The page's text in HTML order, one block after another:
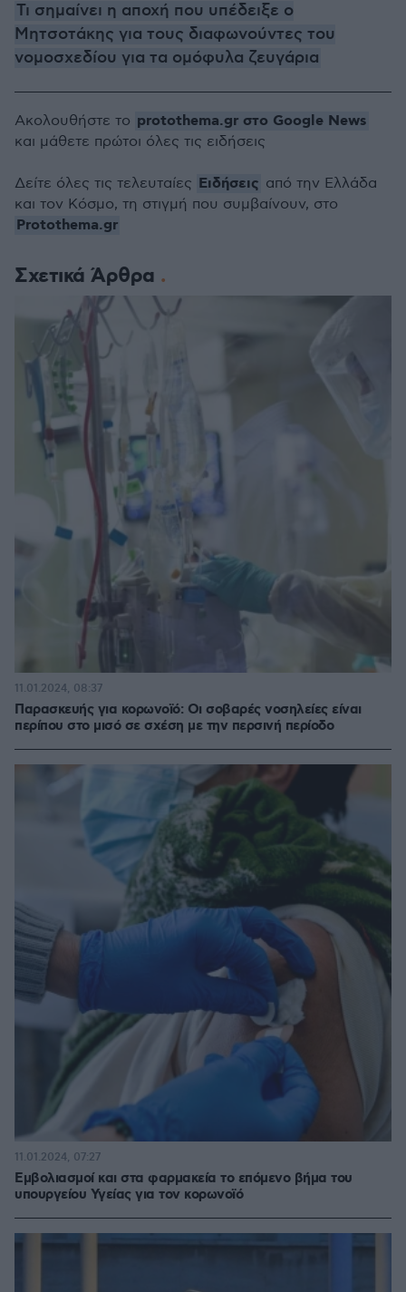
Τι σημαίνει η αποχή που υπέδειξε ο
Μητσοτάκης για τους διαφωνούντες του
νομοσχεδίου για τα ομόφυλα ζευγάρια
Σχετικά Άρθρα
Παρασκευής για κορωνοϊό: Οι σοβαρές νοσηλείες είναι
περίπου στο μισό σε σχέση με την περσινή περίοδο
11.01.2024, 08:37
Εμβολιασμοί και στα φαρμακεία το επόμενο βήμα του
υπουργείου Υγείας για τον κορωνοϊό
11.01.2024, 07:27
Ακολουθήστε το protothema.gr στο Google News
και μάθετε πρώτοι όλες τις ειδήσεις
Δείτε όλες τις τελευταίες Ειδήσεις από την Ελλάδα
και τον Κόσμο, τη στιγμή που συμβαίνουν, στο
Protothema.gr